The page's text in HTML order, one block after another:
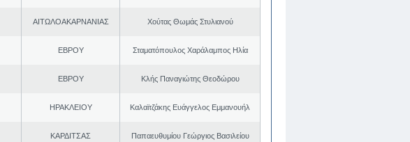
ΑΙΤΩΛΟΑΚΑΡΝΑΝΙΑΣ Χούτας Θωμάς Στυλιανού
ΕΒΡΟΥ Σταματόπουλος Χαράλαμπος Ηλία
ΕΒΡΟΥ Κλής Παναγιώτης Θεοδώρου
ΗΡΑΚΛΕΙΟΥ Καλαϊτζάκης Ευάγγελος Εμμανουήλ
ΚΑΡΔΙΤΣΑΣ Παπαευθυμίου Γεώργιος Βασιλείου